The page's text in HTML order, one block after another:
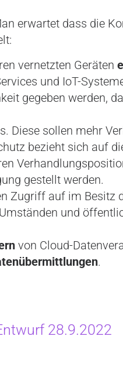
erwartet dass die
vernetzten Geräten
und IoT-
gegeben werden,
Diese sollen mehr
bezieht sich auf
gestellt werden.
Zugriff auf im Besitz
und
von Cloud-
.
28.9.2022